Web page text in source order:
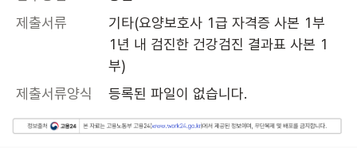
제출서류
기타(요양보호사 1급 자격증 사본 1부
1년 내 검진한 건강검진 결과표 사본 1
부)
제출서류양식
등록된 파일이 없습니다.